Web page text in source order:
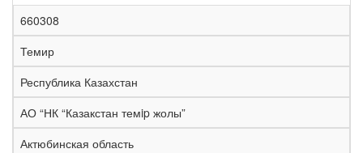
660308
Темир
Республика Казахстан
АО “НК “Казакстан темip жолы”
Актюбинская область